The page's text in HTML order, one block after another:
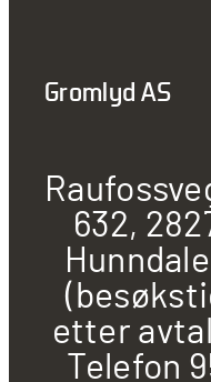
Gromlyd AS
632,
etter
Telefon